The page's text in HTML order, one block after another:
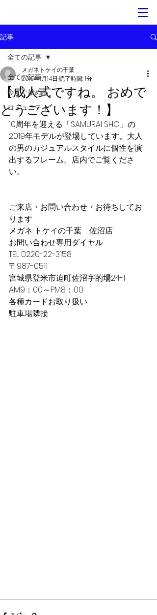
記事
全ての記事
今すぐ始める
コミュニティ
全ての記事
【成人式ですね。 おめで
とうございます！】
メガネトケイの千葉
2019年1月14日 読了時間: 1分
10周年を迎える「SAMURAI SHO」の
2019年モデルが登場しています。大人
の男のカジュアルスタイルに個性を演
出するフレーム。店内でご覧くださ
い。
ご来店・お問い合わせ・お待ちしてお
ります
メガネ トケイの千葉　佐沼店
お問い合わせ専用ダイヤル
TEL 0220-22-3158
〒987-0511
宮城県登米市迫町佐沼字的場24-1
AM9：00～PM8：00
各種カードお取り扱い
駐車場隣接